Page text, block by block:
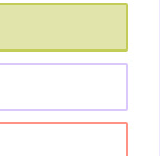
z o.o.